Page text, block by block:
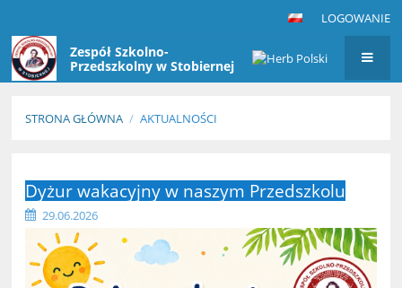
LOGOWANIE
Zespół Szkolno-
Przedszkolny w Stobiernej
STRONA GŁÓWNA / AKTUALNOŚCI
Dyżur wakacyjny w naszym Przedszkolu
29.06.2026